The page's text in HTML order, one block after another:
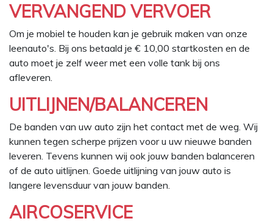
VERVANGEND VERVOER
Om je mobiel te houden kan je gebruik maken van onze
leenauto's. Bij ons betaald je € 10,00 startkosten en de
auto moet je zelf weer met een volle tank bij ons
afleveren.
UITLIJNEN/BALANCEREN
De banden van uw auto zijn het contact met de weg. Wij
kunnen tegen scherpe prijzen voor u uw nieuwe banden
leveren. Tevens kunnen wij ook jouw banden balanceren
of de auto uitlijnen. Goede uitlijning van jouw auto is
langere levensduur van jouw banden.
AIRCOSERVICE